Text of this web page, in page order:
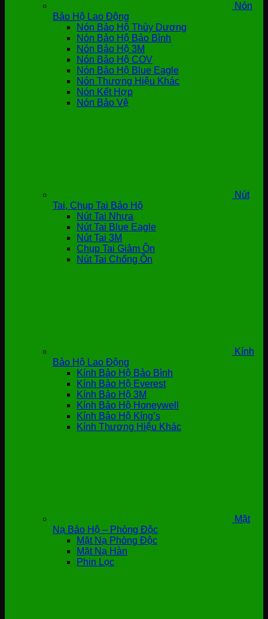
Nón
Bảo Hộ Lao Động
Nón Bảo Hộ Thùy Dương
Nón Bảo Hộ Bảo Bình
Nón Bảo Hộ 3M
Nón Bảo Hộ COV
Nón Bảo Hộ Blue Eagle
Nón Thương Hiệu Khác
Nón Kết Hợp
Nón Bảo Vệ
Nút
Tai, Chụp Tai Bảo Hộ
Nút Tai Nhựa
Nút Tai Blue Eagle
Nút Tai 3M
Chụp Tai Giảm Ồn
Nút Tai Chống Ồn
Kính
Bảo Hộ Lao Động
Kính Bảo Hộ Bảo Bình
Kính Bảo Hộ Everest
Kính Bảo Hộ 3M
Kính Bảo Hộ Honeywell
Kính Bảo Hộ Kíng’s
Kính Thương Hiệu Khác
Mặt
Nạ Bảo Hộ – Phòng Độc
Mặt Nạ Phòng Độc
Mặt Nạ Hàn
Phin Lọc